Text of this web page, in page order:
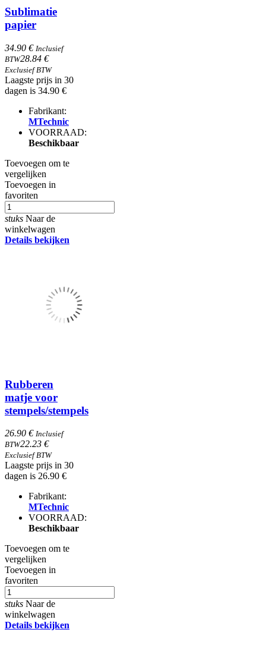
Sublimatie
papier
34.90 € Inclusief
BTW28.84 €
Exclusief BTW
Laagste prijs in 30
dagen is 34.90 €
Fabrikant:
MTechnic
VOORRAAD:
Beschikbaar
Toevoegen om te
vergelijken
Toevoegen in
favoriten
stuks Naar de
winkelwagen
Details bekijken
Rubberen
matje voor
stempels/stempels
26.90 € Inclusief
BTW22.23 €
Exclusief BTW
Laagste prijs in 30
dagen is 26.90 €
Fabrikant:
MTechnic
VOORRAAD:
Beschikbaar
Toevoegen om te
vergelijken
Toevoegen in
favoriten
stuks Naar de
winkelwagen
Details bekijken